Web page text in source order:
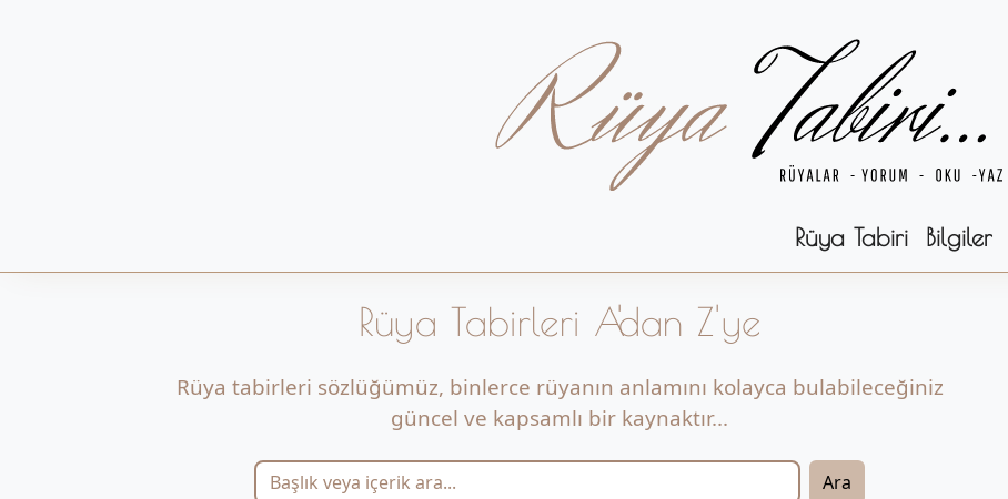
Rüya Tabiri Bilgiler
Rüya Tabirleri A'dan Z'ye
Rüya tabirleri sözlüğümüz, binlerce rüyanın anlamını kolayca bulabileceğiniz
güncel ve kapsamlı bir kaynaktır...
Ara